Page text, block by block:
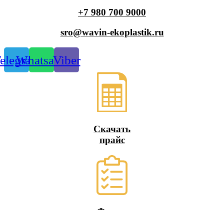
+7 980 700 9000
sro@wavin-ekoplastik.ru
WhatsappViber
Скачать
прайс